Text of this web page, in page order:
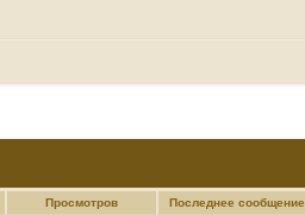
Просмотров Последнее сообщение